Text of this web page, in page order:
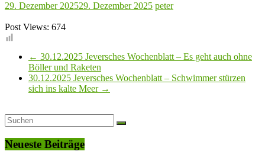
29. Dezember 202529. Dezember 2025 peter
Post Views: 674
← 30.12.2025 Jeversches Wochenblatt – Es geht auch ohne
Böller und Raketen
30.12.2025 Jeversches Wochenblatt – Schwimmer stürzen
sich ins kalte Meer →
Neueste Beiträge